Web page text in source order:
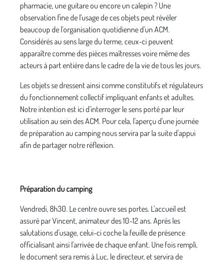
pharmacie, une guitare ou encore un calepin ? Une
observation fine de l'usage de ces objets peut révéler
beaucoup de l'organisation quotidienne d'un ACM.
Considérés au sens large du terme, ceux-ci peuvent
apparaître comme des pièces maîtresses voire même des
acteurs à part entière dans le cadre de la vie de tous les jours.
Les objets se dressent ainsi comme constitutifs et régulateurs
du fonctionnement collectif impliquant enfants et adultes.
Notre intention est ici d'interroger le sens porté par leur
utilisation au sein des ACM. Pour cela, l'aperçu d'une journée
de préparation au camping nous servira par la suite d'appui
afin de partager notre réflexion.
Préparation du camping
Vendredi, 8h30. Le centre ouvre ses portes. L'accueil est
assuré par Vincent, animateur des 10-12 ans. Après les
salutations d'usage, celui-ci coche la feuille de présence
officialisant ainsi l'arrivée de chaque enfant. Une fois rempli,
le document sera remis à Luc, le directeur, et servira de